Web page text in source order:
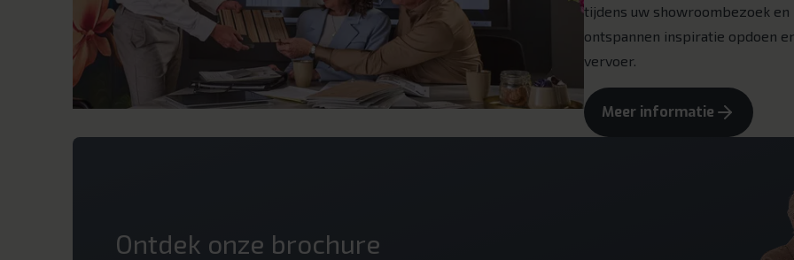
tijdens uw showroombezoek
ontspannen inspiratie opdoen
vervoer.
Meer informatie
Ontdek onze brochure